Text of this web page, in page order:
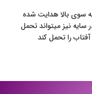
سوی بالا هدایت شده
نیز میتواند تحمل
را تحمل کند